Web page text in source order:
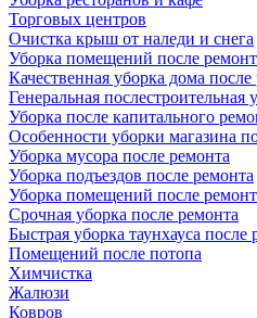
Торговых центров
Очистка крыш от наледи и снега
Уборка помещений после
Качественная уборка дома после
Генеральная послестроительная
Уборка после капитального
Особенности уборки магазина
Уборка мусора после ремонта
Уборка подъездов после ремонта
Уборка помещений после
Срочная уборка после ремонта
Быстрая уборка таунхауса после
Помещений после потопа
Химчистка
Жалюзи
Ковров